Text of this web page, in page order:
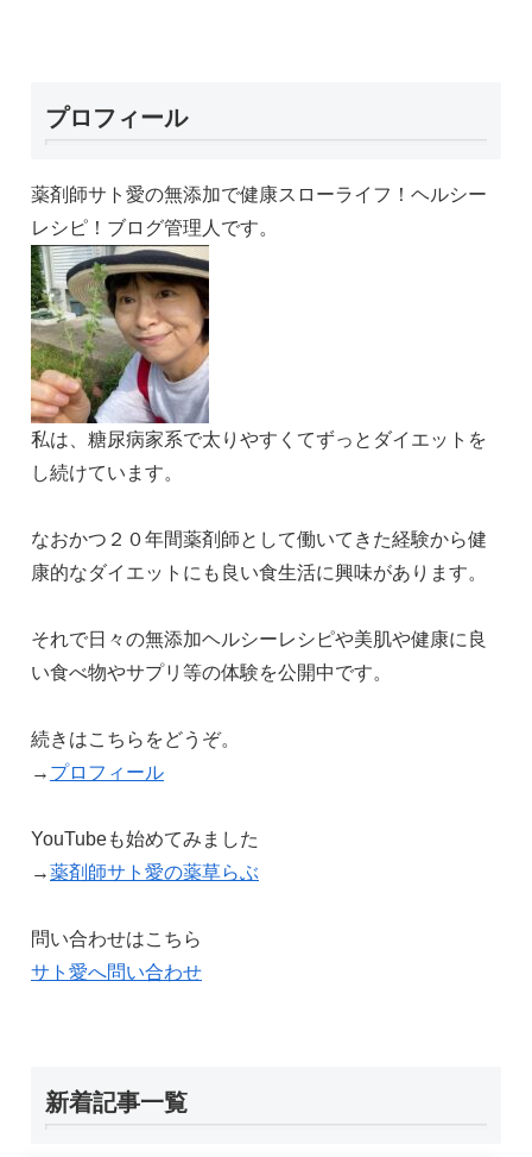
プロフィール
薬剤師サト愛の無添加で健康スローライフ！ヘルシー
レシピ！ブログ管理人です。
私は、糖尿病家系で太りやすくてずっとダイエットを
し続けています。
なおかつ２０年間薬剤師として働いてきた経験から健
康的なダイエットにも良い食生活に興味があります。
それで日々の無添加ヘルシーレシピや美肌や健康に良
い食べ物やサプリ等の体験を公開中です。
続きはこちらをどうぞ。
→ プロフィール
YouTubeも始めてみました
→薬剤師サト愛の薬草らぶ
問い合わせはこちら
サト愛へ問い合わせ
新着記事一覧